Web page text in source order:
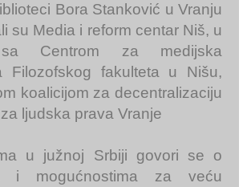
Bora Stanković u Vranju
su Media i reform centar Niš, u
Centrom za medijska
Filozofskog fakulteta u Nišu,
koalicijom za decentralizaciju
ljudska prava Vranje
u južnoj Srbiji govori se o
i mogućnostima za veću